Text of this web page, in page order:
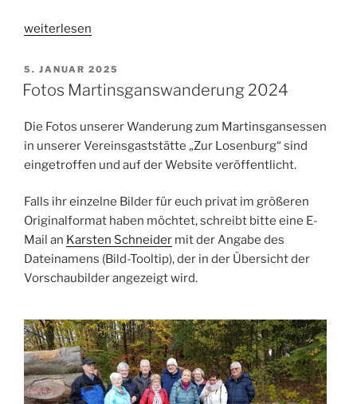
„Veranstaltungsplan
weiterlesen
VERÖFFENTLICHT
AM
5. JANUAR 2025
Fotos Martinsganswanderung 2024
Die Fotos unserer Wanderung zum Martinsgansessen
in unserer Vereinsgaststätte „Zur Losenburg“ sind
eingetroffen und auf der Website veröffentlicht.
Falls ihr einzelne Bilder für euch privat im größeren
Originalformat haben möchtet, schreibt bitte eine E-
Mail an Karsten Schneider mit der Angabe des
Dateinamens (Bild-Tooltip), der in der Übersicht der
Vorschaubilder angezeigt wird.